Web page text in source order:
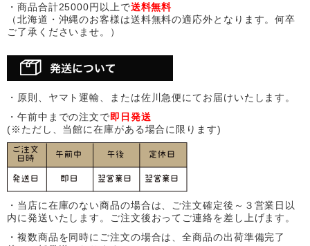
・商品合計25000円以上で送料無料
（北海道・沖縄のお客様は送料無料の適応外となります。何卒
ご了承くださいませ。）
・原則、ヤマト運輸、または佐川急便にてお届けいたします。
・午前中までの注文で即日発送
(※ただし、当館に在庫がある場合に限ります)
・当店に在庫のない商品の場合は、ご注文確定後～３営業日以
内に発送いたします。ご注文後おってご連絡を差し上げます。
・複数商品を同時にご注文の場合は、全商品の出荷準備完了